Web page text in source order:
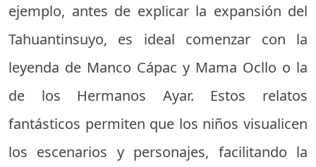
ejemplo, antes de explicar la expansión del
Tahuantinsuyo, es ideal comenzar con la
leyenda de Manco Cápac y Mama Ocllo o la
de los Hermanos Ayar. Estos relatos
fantásticos permiten que los niños visualicen
los escenarios y personajes, facilitando la